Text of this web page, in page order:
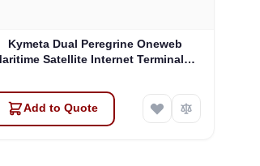
Kymeta Dual Peregrine Oneweb
Satellite Internet Terminals -
Add to Quote